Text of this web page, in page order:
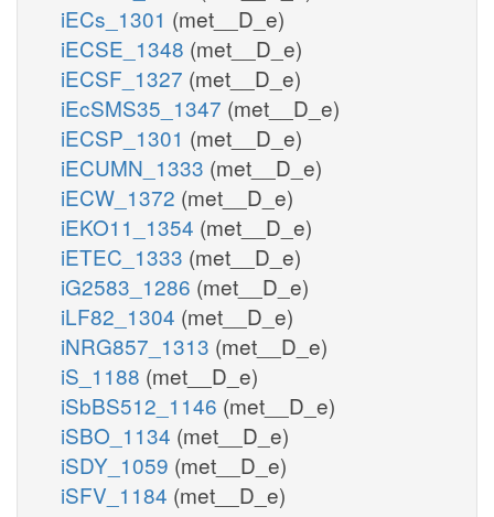
iECs_1301 (met__D_e)
iECSE_1348 (met__D_e)
iECSF_1327 (met__D_e)
iEcSMS35_1347 (met__D_e)
iECSP_1301 (met__D_e)
iECUMN_1333 (met__D_e)
iECW_1372 (met__D_e)
iEKO11_1354 (met__D_e)
iETEC_1333 (met__D_e)
iG2583_1286 (met__D_e)
iLF82_1304 (met__D_e)
iNRG857_1313 (met__D_e)
iS_1188 (met__D_e)
iSbBS512_1146 (met__D_e)
iSBO_1134 (met__D_e)
iSDY_1059 (met__D_e)
iSFV_1184 (met__D_e)